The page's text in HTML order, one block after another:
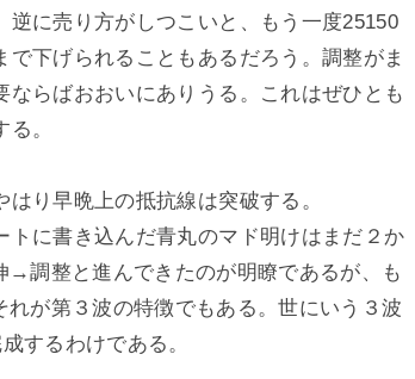
逆に売り方がしつこいと、もう一度25150
で下げられることもあるだろう。調整がま
ならばおおいにありうる。これはぜひとも
。
はり早晩上の抵抗線は突破する。
トに書き込んだ青丸のマド明けはまだ２か
調整と進んできたのが明瞭であるが、も
が第３波の特徴でもある。世にいう３波
するわけである。